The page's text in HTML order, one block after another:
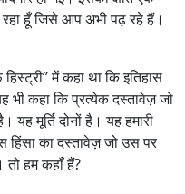
हूँ जिसे आप अभी पढ़ रहे हैं।
में कहा था कि इतिहास
भी कहा कि प्रत्येक दस्तावेज़ जो
यह मूर्ति दोनों है। यह हमारी
हिंसा का दस्तावेज़ जो उस पर
हम कहाँ हैं?